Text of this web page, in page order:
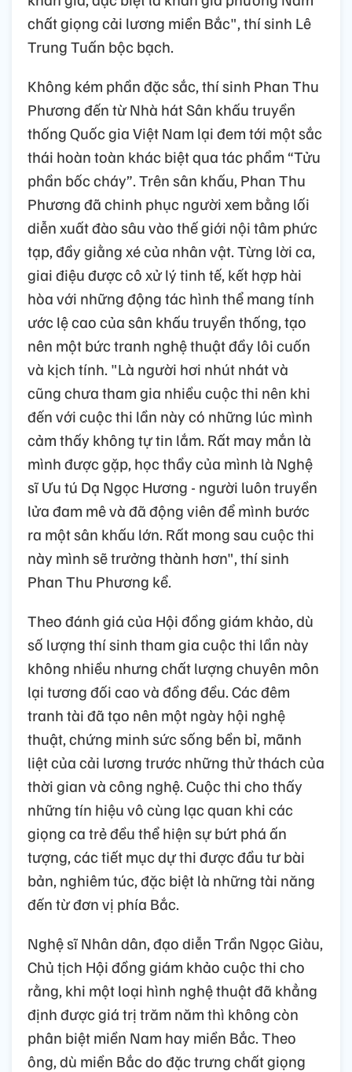
chất giọng cải lương miền Bắc", thí sinh Lê
Trung Tuấn bộc bạch.
Không kém phần đặc sắc, thí sinh Phan Thu
Phương đến từ Nhà hát Sân khấu truyền
thống Quốc gia Việt Nam lại đem tới một sắc
thái hoàn toàn khác biệt qua tác phẩm “Tửu
phần bốc cháy”. Trên sân khấu, Phan Thu
Phương đã chinh phục người xem bằng lối
diễn xuất đào sâu vào thế giới nội tâm phức
tạp, đầy giằng xé của nhân vật. Từng lời ca,
giai điệu được cô xử lý tinh tế, kết hợp hài
hòa với những động tác hình thể mang tính
ước lệ cao của sân khấu truyền thống, tạo
nên một bức tranh nghệ thuật đầy lôi cuốn
và kịch tính. "Là người hơi nhút nhát và
cũng chưa tham gia nhiều cuộc thi nên khi
đến với cuộc thi lần này có những lúc mình
cảm thấy không tự tin lắm. Rất may mắn là
mình được gặp, học thầy của mình là Nghệ
sĩ Ưu tú Dạ Ngọc Hương - người luôn truyền
lửa đam mê và đã động viên để mình bước
ra một sân khấu lớn. Rất mong sau cuộc thi
này mình sẽ trưởng thành hơn", thí sinh
Phan Thu Phương kể.
Theo đánh giá của Hội đồng giám khảo, dù
số lượng thí sinh tham gia cuộc thi lần này
không nhiều nhưng chất lượng chuyên môn
lại tương đối cao và đồng đều. Các đêm
tranh tài đã tạo nên một ngày hội nghệ
thuật, chứng minh sức sống bền bỉ, mãnh
liệt của cải lương trước những thử thách của
thời gian và công nghệ. Cuộc thi cho thấy
những tín hiệu vô cùng lạc quan khi các
giọng ca trẻ đều thể hiện sự bứt phá ấn
tượng, các tiết mục dự thi được đầu tư bài
bản, nghiêm túc, đặc biệt là những tài năng
đến từ đơn vị phía Bắc.
Nghệ sĩ Nhân dân, đạo diễn Trần Ngọc Giàu,
Chủ tịch Hội đồng giám khảo cuộc thi cho
rằng, khi một loại hình nghệ thuật đã khẳng
định được giá trị trăm năm thì không còn
phân biệt miền Nam hay miền Bắc. Theo
ông, dù miền Bắc do đặc trưng chất giọng